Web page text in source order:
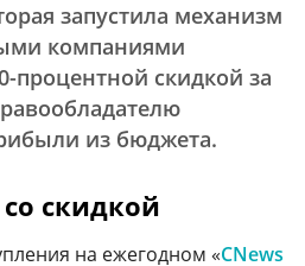
запустила механизм
компаниями
процентной скидкой за
из бюджета.
скидкой
на ежегодном «CNews